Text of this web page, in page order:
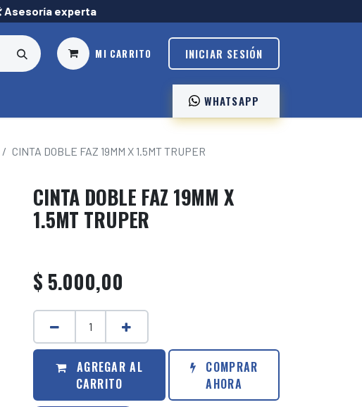
Asesoría experta
MI CARRITO INICIAR SESIÓN
WHATSAPP ️
CINTA DOBLE FAZ 19MM X 1.5MT TRUPER
CINTA DOBLE FAZ 19MM X
1.5MT TRUPER
$ 5.000,00
AGREGAR AL
CARRITO
COMPRAR
AHORA